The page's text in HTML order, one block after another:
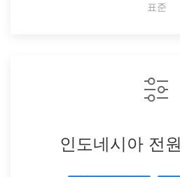
표준
인도네시아 전